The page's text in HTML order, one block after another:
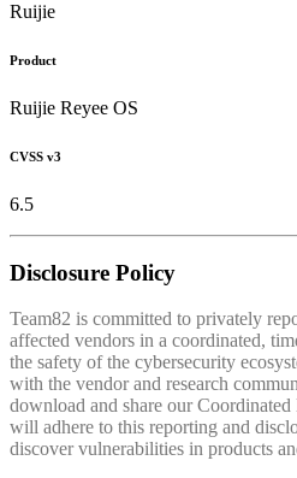
Ruijie
Product
Ruijie Reyee OS
CVSS v3
6.5
Disclosure Policy
Team82 is committed to privately
affected vendors in a coordinated,
the safety of the cybersecurity
with the vendor and research
download and share our
will adhere to this reporting and
discover vulnerabilities in products